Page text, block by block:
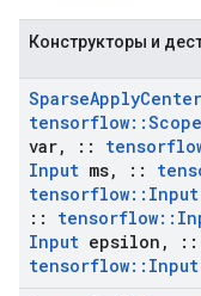
Конструкторы и
SparseApply
tensorflow::Scope
var, ::
Input ms, ::
tensorflow:: Input
::
tensorflow::
Input epsilon , ::
tensorflow:: Input